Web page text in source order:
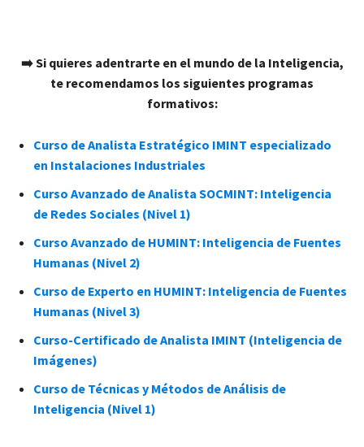
➡️ Si quieres adentrarte en el mundo de la Inteligencia,
te recomendamos los siguientes programas
formativos:
Curso de Analista Estratégico IMINT especializado
en Instalaciones Industriales
Curso Avanzado de Analista SOCMINT: Inteligencia
de Redes Sociales (Nivel 1)
Curso Avanzado de HUMINT: Inteligencia de Fuentes
Humanas (Nivel 2)
Curso de Experto en HUMINT: Inteligencia de Fuentes
Humanas (Nivel 3)
Curso-Certificado de Analista IMINT (Inteligencia de
Imágenes)
Curso de Técnicas y Métodos de Análisis de
Inteligencia (Nivel 1)